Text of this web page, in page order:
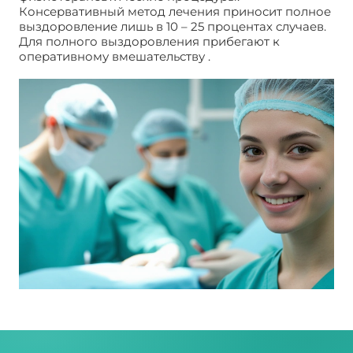
Консервативный метод лечения приносит полное
выздоровление лишь в 10 – 25 процентах случаев.
Для полного выздоровления прибегают к
оперативному вмешательству .